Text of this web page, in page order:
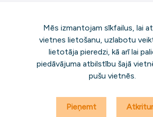
Mēs izmantojam sīkfailus, lai
vietnes lietošanu, uzlabotu
lietotāja pieredzi, kā arī lai
piedāvājuma atbilstību šajā
pušu vietnēs.
Pieņemt